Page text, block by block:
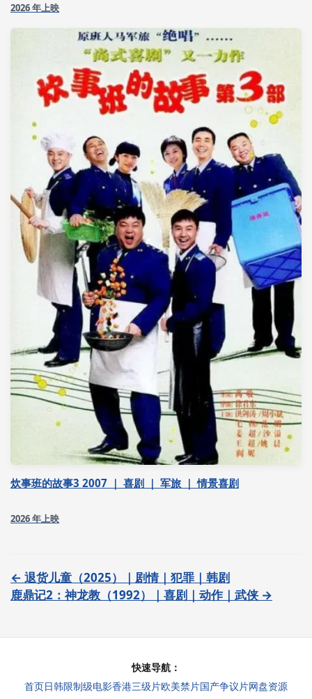
2026 年上映
炊事班的故事3 2007 ｜ 喜剧 ｜ 军旅 ｜ 情景喜剧
2026 年上映
← 退货儿童（2025）｜剧情｜犯罪｜韩剧
鹿鼎记2：神龙教（1992）｜喜剧｜动作｜武侠 →
快速导航：
首页日韩限制级电影香港三级片欧美禁片国产争议片网盘资源